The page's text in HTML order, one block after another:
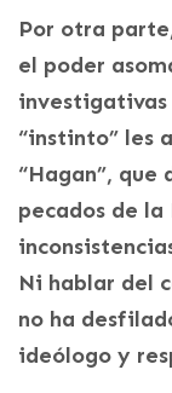
Por otra
el poder
investigativas
“instinto” les
“Hagan”,
pecados de
Ni hablar del
no ha
ideólogo y